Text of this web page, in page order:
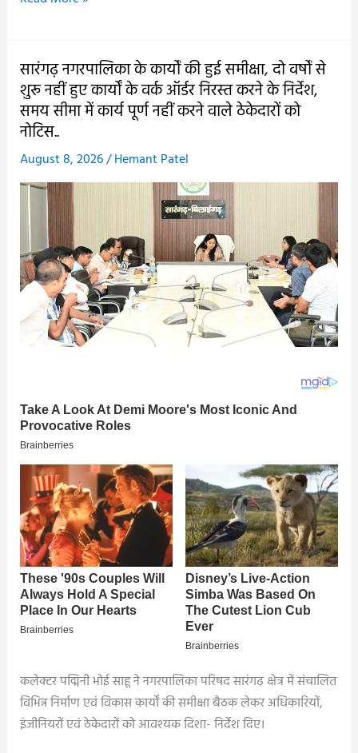
अस्पताल
निर्माण
की
गुणवत्ता
पर
फिर
उठे
सवाल,
ब्लॉक
कांग्रेस
अध्यक्ष
कहा-
कर
हो
रहा
घटिया
काम..
सारंगढ़ नगरपालिका के कार्यों की हुई समीक्षा, दो वर्षों से
शुरू नहीं हुए कार्यों के वर्क ऑर्डर निरस्त करने के निर्देश,
समय सीमा में कार्य पूर्ण नहीं करने वाले ठेकेदारों को
नोटिस..
August 8, 2026/Hemant Patel
कलेक्टर पद्मिनी भोई साहू ने नगरपालिका परिषद सारंगढ़ क्षेत्र में संचालित
विभिन्न निर्माण एवं विकास कार्यों की समीक्षा बैठक लेकर अधिकारियों,
इंजीनियरों एवं ठेकेदारों को आवश्यक दिशा- निर्देश दिए।